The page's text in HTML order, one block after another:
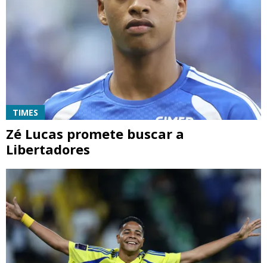
TIMES
Zé Lucas promete buscar a
Libertadores